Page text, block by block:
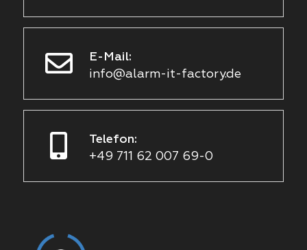
E-Mail:
info@alarm-it-factory.de
Telefon:
+49 711 62 007 69-0